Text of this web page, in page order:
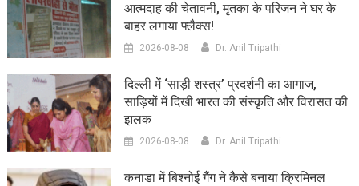
आत्मदाह की चेतावनी, मृतका के परिजन ने घर के
बाहर लगाया फ्लैक्स!
2026-08-08 Dr. Anil Tripathi
दिल्ली में ‘साड़ी शस्त्र’ प्रदर्शनी का आगाज,
साड़ियों में दिखी भारत की संस्कृति और विरासत की
झलक
2026-08-08 Dr. Anil Tripathi
कनाडा में बिश्नोई गैंग ने कैसे बनाया क्रिमिनल